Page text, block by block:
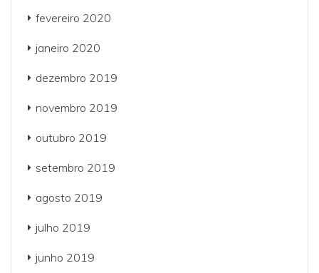
fevereiro 2020
janeiro 2020
dezembro 2019
novembro 2019
outubro 2019
setembro 2019
agosto 2019
julho 2019
junho 2019